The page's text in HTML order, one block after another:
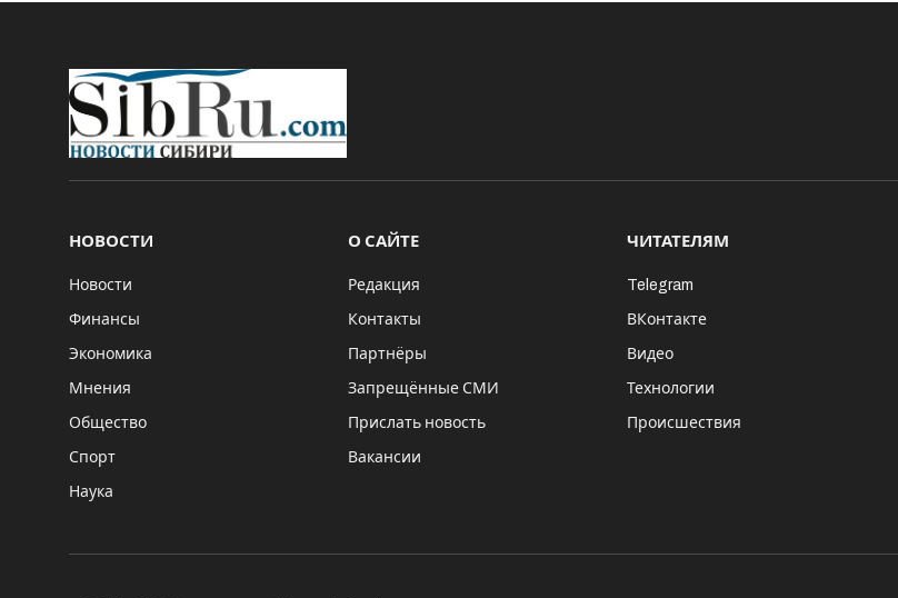
НОВОСТИ
Новости
Финансы
Экономика
Мнения
Общество
Спорт
Наука
О САЙТЕ
Редакция
Контакты
Партнёры
Запрещённые СМИ
Прислать новость
Вакансии
ЧИТАТЕЛЯМ
Telegram
ВКонтакте
Видео
Технологии
Происшествия